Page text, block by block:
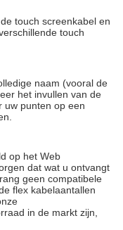
touch screenkabel en
touch
naam (vooral de
het invullen van de
uw punten op een
op het Web
dat wat u ontvangt
geen compatibele
flex kabelaantallen
in de markt zijn,